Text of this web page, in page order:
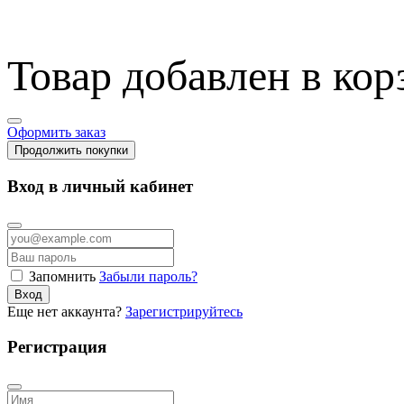
Товар добавлен в
Оформить заказ
Продолжить покупки
Вход в личный кабинет
Запомнить Забыли пароль?
Вход
Еще нет аккаунта? Зарегистрируйтесь
Регистрация